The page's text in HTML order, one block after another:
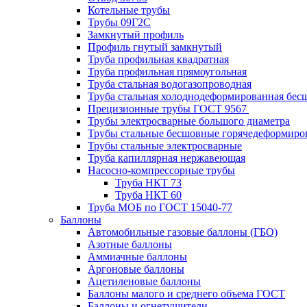
Котельные трубы
Трубы 09Г2С
Замкнутый профиль
Профиль гнутый замкнутый
Труба профильная квадратная
Труба профильная прямоугольная
Труба стальная водогазопроводная
Труба стальная холоднодеформированная
Прецизионные трубы ГОСТ 9567
Трубы электросварные большого диаметра
Трубы стальные бесшовные
Трубы стальные электросварные
Труба капиллярная нержавеющая
Насосно-компрессорные трубы
Труба НКТ 73
Труба НКТ 60
Труба МОБ по ГОСТ 15040-77
Баллоны
Автомобильные газовые баллоны (ГБО)
Азотные баллоны
Аммиачные баллоны
Аргоновые баллоны
Ацетиленовые баллоны
Баллоны малого и среднего объема ГОСТ